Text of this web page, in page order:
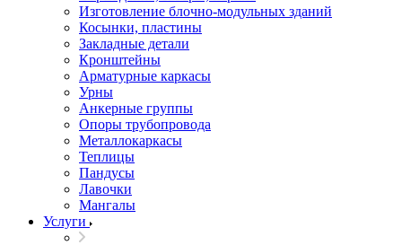
Изготовление блочно-модульных зданий
Косынки, пластины
Закладные детали
Кронштейны
Арматурные каркасы
Урны
Анкерные группы
Опоры трубопровода
Металлокаркасы
Теплицы
Пандусы
Лавочки
Мангалы
Услуги